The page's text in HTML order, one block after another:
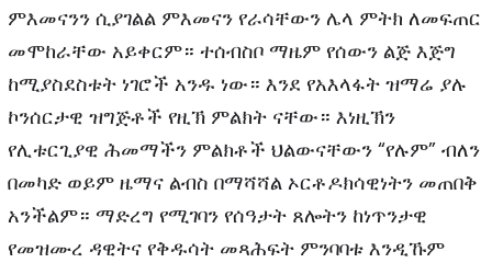
ምእመናንን ሲያገልል ምእመናን የራሳቸውን ሌላ ምትክ ለመፍጠር
መሞከራቸው አይቀርም። ተሰብስቦ ማዜም የሰውን ልጅ እጅግ
ከሚያስደስቱት ነገሮች አንዱ ነው። እንደ የአእላፋት ዝማሬ ያሉ
ኮንሰርታዊ ዝግጅቶች የዚኽ ምልክት ናቸው። እነዚኽን
የሊቱርጊያዊ ሕመማችን ምልክቶች ህልውናቸውን “የሉም” ብለን
በመካድ ወይም ዜማና ልብስ በማሻሻል ኦርቶዶክሳዊነትን መጠበቅ
አንችልም። ማድረግ የሚገባን የሰዓታት ጸሎትን ከነጥንታዊ
የመዝሙረ ዳዊትና የቅዱሳት መጻሕፍት ምንባባቱ እንዲኹም